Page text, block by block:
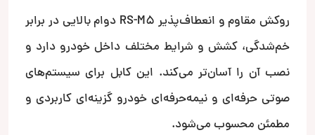
روکش مقاوم و انعطاف‌پذیر RS-M5 دوام بالایی در برابر
خم‌شدگی، کشش و شرایط مختلف داخل خودرو دارد و
نصب آن را آسان‌تر می‌کند. این کابل برای سیستم‌های
صوتی حرفه‌ای و نیمه‌حرفه‌ای خودرو گزینه‌ای کاربردی و
مطمئن محسوب می‌شود.